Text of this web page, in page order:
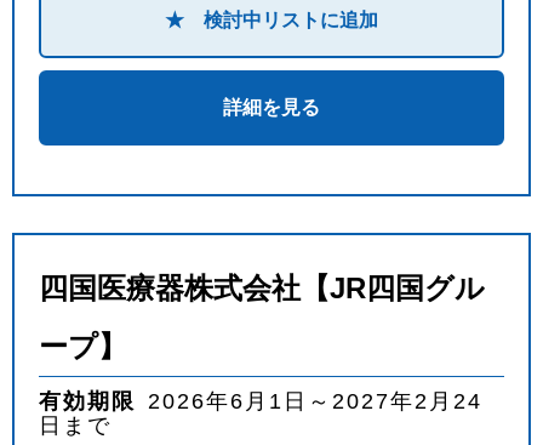
★ 検討中リストに追加
詳細を見る
四国医療器株式会社【JR四国グル
ープ】
有効期限
2026年6月1日～2027年2月24
日まで